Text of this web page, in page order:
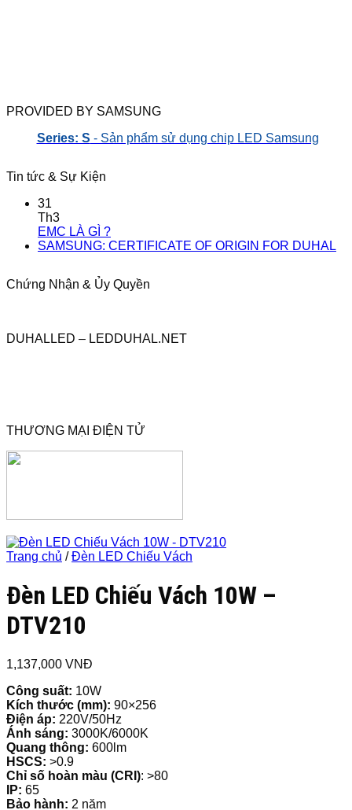
PROVIDED BY SAMSUNG
Series: S - Sản phẩm sử dụng chip LED Samsung
Tin tức & Sự Kiện
31
Th3
EMC LÀ GÌ ?
SAMSUNG: CERTIFICATE OF ORIGIN FOR DUHAL
Chứng Nhận & Ủy Quyền
DUHALLED – LEDDUHAL.NET
THƯƠNG MẠI ĐIỆN TỬ
Trang chủ / Đèn LED Chiếu Vách
Đèn LED Chiếu Vách 10W –
DTV210
1,137,000 VNĐ
Công suất: 10W
Kích thước (mm): 90×256
Điện áp: 220V/50Hz
Ánh sáng: 3000K/6000K
Quang thông: 600lm
HSCS: >0.9
Chỉ số hoàn màu (CRI): >80
IP: 65
Bảo hành: 2 năm